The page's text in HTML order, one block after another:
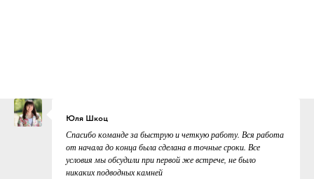
Юля Шкоц
Спасибо команде за быструю и четкую работу. Вся работа
от начала до конца была сделана в точные сроки. Все
условия мы обсудили при первой же встрече, не было
никаких подводных камней